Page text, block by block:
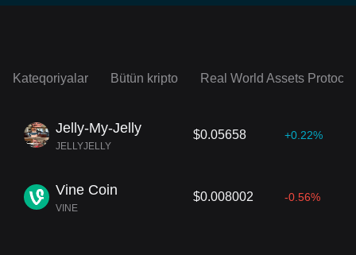
Kateqoriyalar Bütün kripto Real World Assets
Jelly-My-Jelly
JELLYJELLY
$0.05658 +0.22%
Vine Coin
VINE
$0.008002 -0.56%